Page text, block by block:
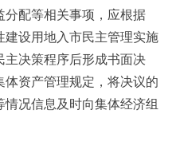
分配等相关事项，应根据
建设用地入市民主管理实施
主决策程序后形成书面决
资产管理规定，将决议的
况信息及时向集体经济组